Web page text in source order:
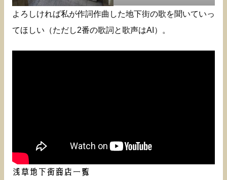
よろしければ私が作詞作曲した地下街の歌を聞いていっ
てほしい（ただし2番の歌詞と歌声はAI）。
浅草地下街商店一覧